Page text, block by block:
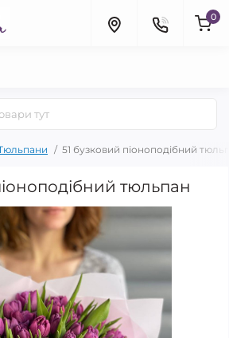
0
51 бузковий піоноподібний
тюльпан